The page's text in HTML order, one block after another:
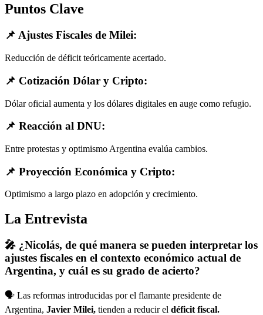
Puntos Clave
📌 Ajustes Fiscales de Milei:
Reducción de déficit teóricamente acertado.
📌 Cotización Dólar y Cripto:
Dólar oficial aumenta y los dólares digitales en auge como refugio.
📌 Reacción al DNU:
Entre protestas y optimismo Argentina evalúa cambios.
📌 Proyección Económica y Cripto:
Optimismo a largo plazo en adopción y crecimiento.
La Entrevista
🎤 ¿Nicolás, de qué manera se pueden interpretar los
ajustes fiscales en el contexto económico actual de
Argentina, y cuál es su grado de acierto?
🗣️ Las reformas introducidas por el flamante presidente de
Argentina, Javier Milei, tienden a reducir el déficit fiscal.